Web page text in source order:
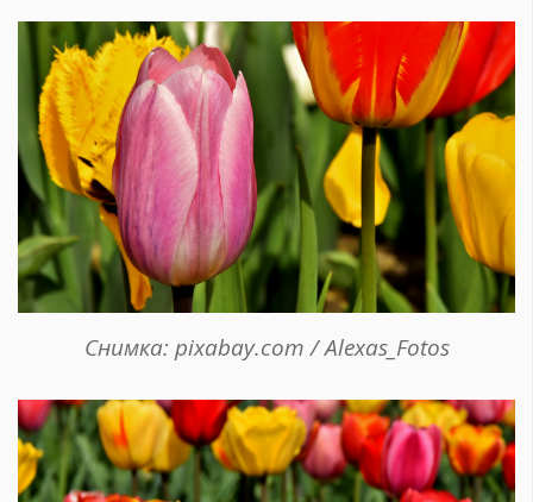
Снимка: pixabay.com / Alexas_Fotos